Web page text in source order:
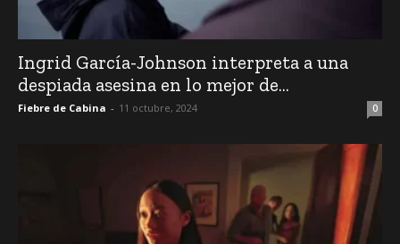
Ingrid García-Johnson interpreta a una
despiada asesina en lo mejor de...
Fiebre de Cabina - 11 octubre, 2024 0